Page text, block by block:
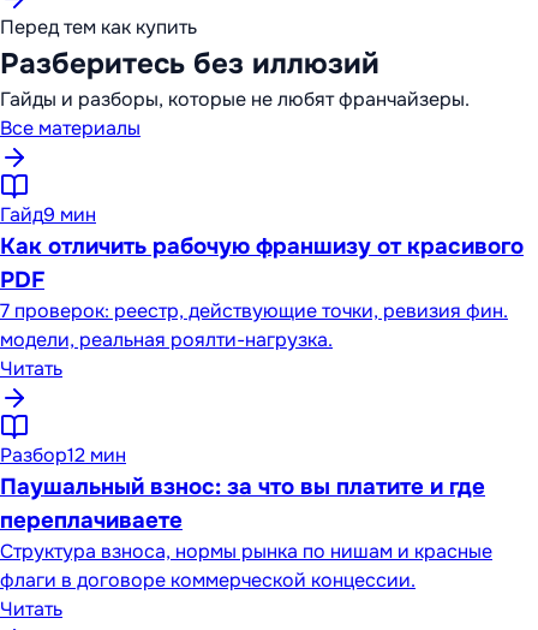
Перед тем как купить
Разберитесь без иллюзий
Гайды и разборы, которые не любят франчайзеры.
Все материалы
Гайд9 мин
Как отличить рабочую франшизу от красивого
PDF
7 проверок: реестр, действующие точки, ревизия фин.
модели, реальная роялти-нагрузка.
Читать
Разбор12 мин
Паушальный взнос: за что вы платите и где
переплачиваете
Структура взноса, нормы рынка по нишам и красные
флаги в договоре коммерческой концессии.
Читать